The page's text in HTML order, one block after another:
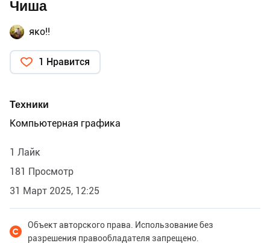
Чиша
яко!!
1 Нравится
Техники
Компьютерная графика
1 Лайк
181 Просмотр
31 Март 2025, 12:25
Объект авторского права. Использование без
разрешения правообладателя запрещено.